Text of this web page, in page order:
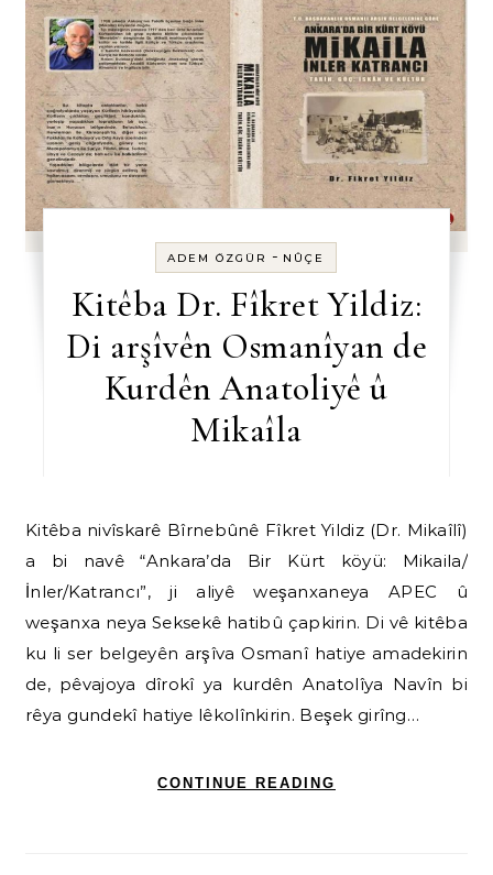
ADEM ÖZGÜR - NÛÇE
Kitêba Dr. Fîkret Yildiz:
Di arşîvên Osmanîyan de
Kurdên Anatoliyê û
Mikaîla
Kitêba nivîskarê Bîrnebûnê Fîkret Yildiz (Dr. Mikaîlî)
a bi navê “Ankara’da Bir Kürt köyü: Mikaila/
İnler/Katrancı”, ji aliyê weşanxaneya APEC û
weşanxa neya Seksekê hatibû çapkirin. Di vê kitêba
ku li ser belgeyên arşîva Osmanî hatiye amadekirin
de, pêvajoya dîrokî ya kurdên Anatolîya Navîn bi
rêya gundekî hatiye lêkolînkirin. Beşek girîng…
CONTINUE READING